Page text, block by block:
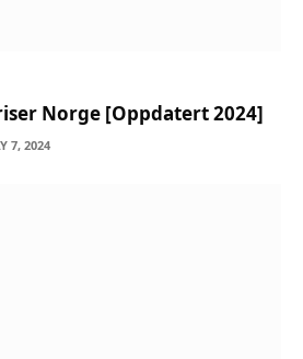
Norge [Oppdatert 2024]
7, 2024